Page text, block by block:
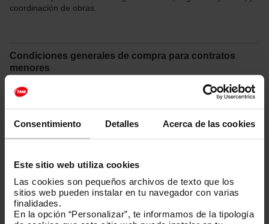
Consentimiento Detalles Acerca de las cookies
Este sitio web utiliza cookies
Las cookies son pequeños archivos de texto que los
sitios web pueden instalar en tu navegador con varias
finalidades.
En la opción “Personalizar”, te informamos de la tipología
coordinación de obras.
Condiciones generales de compra para contratos
menores
Los anuncios de contratos menores se publican en la
plataforma
contratos menores.
Contratos y licitaciones anteriores a 9 de marzo de
2018